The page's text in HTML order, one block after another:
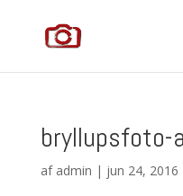
bryllupsfoto-
af admin | jun 24, 2016